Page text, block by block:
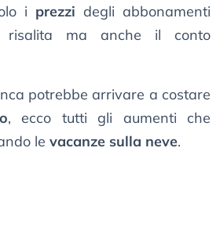
i prezzi degli abbonamenti
ma anche il conto
potrebbe arrivare a costare
, ecco tutti gli aumenti che
le vacanze sulla neve.